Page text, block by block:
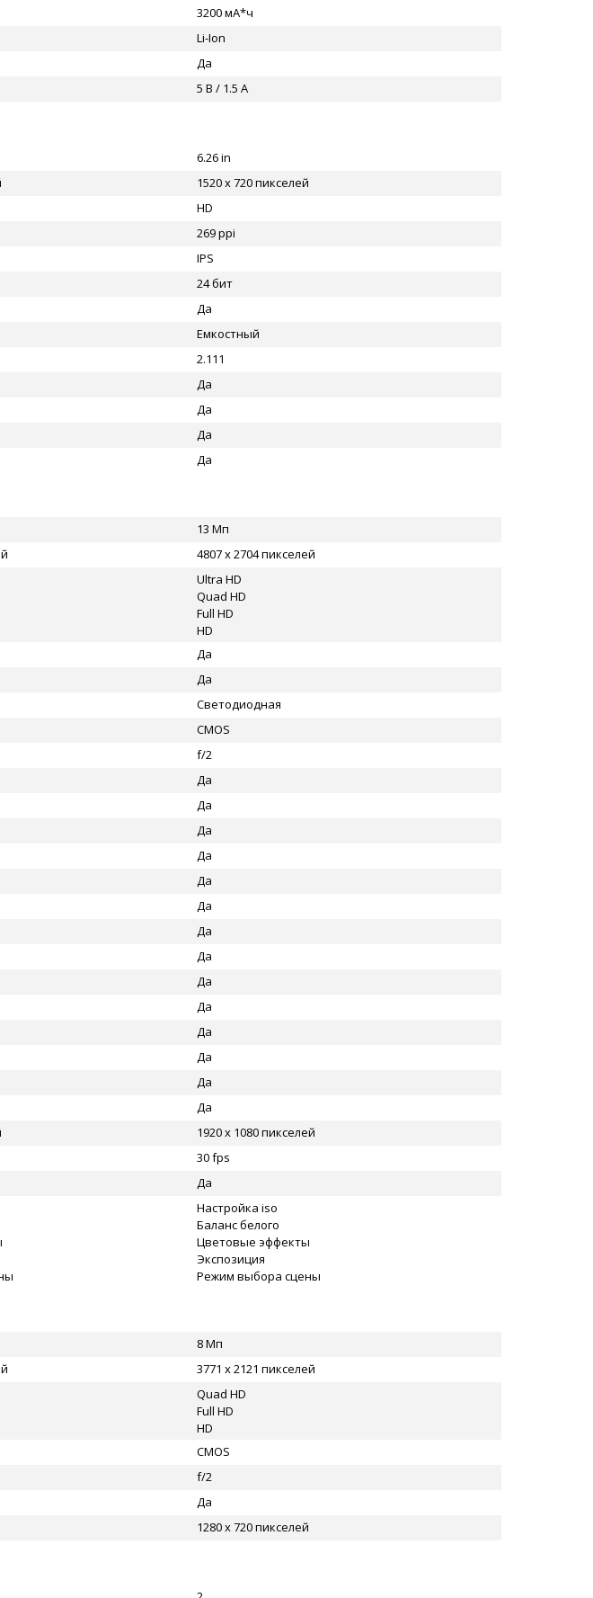
3200 мА*ч
Li-Ion
Да
5 В / 1.5 А
6.26 in
1520 x 720 пикселей
HD
269 ppi
IPS
24 бит
Да
Емкостный
2.111
Да
Да
Да
Да
13 Мп
4807 x 2704 пикселей
Ultra HD
Quad HD
Full HD
HD
Да
Да
Светодиодная
CMOS
f/2
Да
Да
Да
Да
Да
Да
Да
Да
Да
Да
Да
Да
Да
Да
1920 x 1080 пикселей
30 fps
Да
Настройка iso
Баланс белого
Цветовые эффекты
Экспозиция
Режим выбора сцены
8 Мп
3771 x 2121 пикселей
Quad HD
Full HD
HD
CMOS
f/2
Да
1280 x 720 пикселей